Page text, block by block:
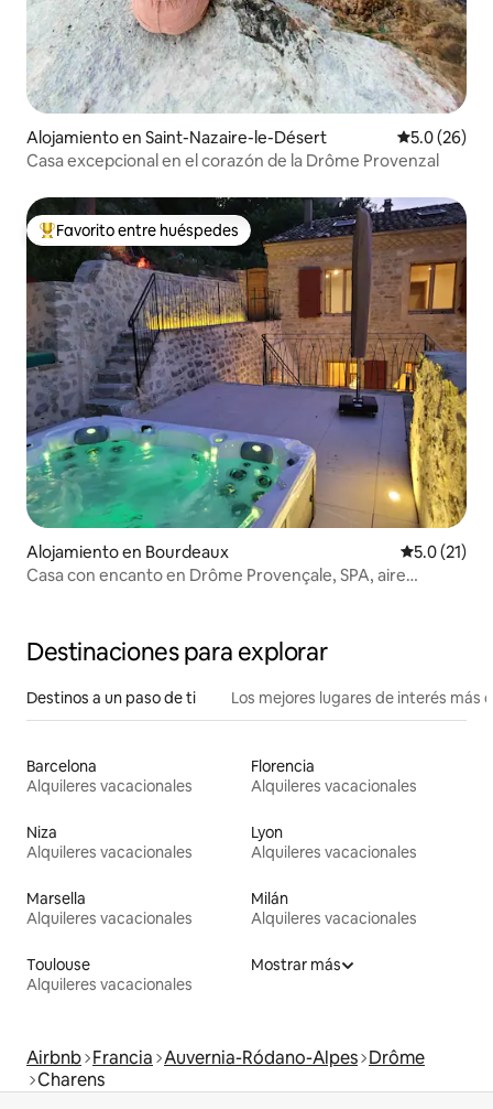
Alojamiento en Saint-Nazaire-le-Désert Calificación
5.0 (26)
Casa excepcional en el corazón de la Drôme Provenzal
Favorito entre huéspedes preferido
Favorito entre huéspedes
Alojamiento en Bourdeaux Calificación
5.0 (21)
Casa con encanto en Drôme Provençale, SPA, aire
Destinaciones para explorar
Destinos a un paso de ti Los mejores lugares de interés más
Barcelona
Alquileres vacacionales
Florencia
Alquileres vacacionales
Niza
Alquileres vacacionales
Lyon
Alquileres vacacionales
Marsella
Alquileres vacacionales
Milán
Alquileres vacacionales
Toulouse
Alquileres vacacionales
Mostrar más
Airbnb Francia Auvernia-Ródano-Alpes Drôme
Charens